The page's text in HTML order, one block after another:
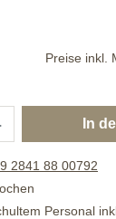
Preise inkl.
In
2841 88 00792
Personal